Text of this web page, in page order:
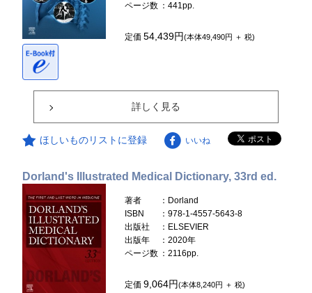
ページ数 ：441pp.
定価54,439円(本体49,490円 ＋ 税)
詳しく見る
ほしいものリストに登録 いいね
Dorland's Illustrated Medical Dictionary, 33rd ed.
著者
：Dorland
ISBN
：978-1-4557-5643-8
出版社
：ELSEVIER
出版年
：2020年
ページ数 ：2116pp.
定価9,064円(本体8,240円 ＋ 税)